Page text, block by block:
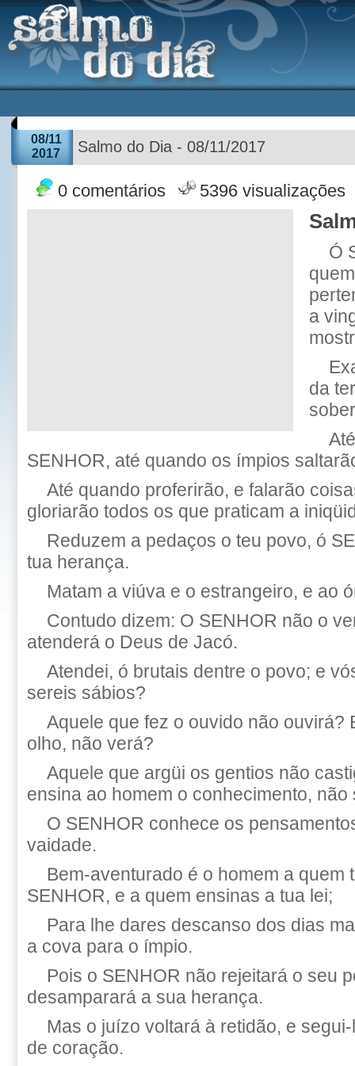
08/11
2017
Salmo do Dia - 08/11/2017
0 comentários 5396 visualizações
Ó
a
da
SENHOR, até quando os ímpios
Até quando proferirão, e falarão
gloriarão todos os que praticam a
Reduzem a pedaços o teu povo, ó
tua herança.
Matam a viúva e o estrangeiro, e ao
Contudo dizem: O SENHOR não o
atenderá o Deus de Jacó.
Atendei, ó brutais dentre o povo; e
sereis sábios?
Aquele que fez o ouvido não ouvirá?
olho, não verá?
Aquele que argüi os gentios não
ensina ao homem o conhecimento, não
O SENHOR conhece os
vaidade.
Bem-aventurado é o homem a quem
SENHOR, e a quem ensinas a tua lei;
Para lhe dares descanso dos dias
a cova para o ímpio.
Pois o SENHOR não rejeitará o seu
desamparará a sua herança.
Mas o juízo voltará à retidão, e
de coração.